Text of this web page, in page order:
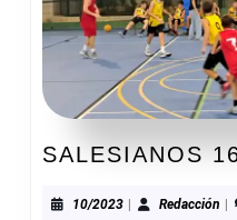
SALESIANOS
10/202310/2023
| Redacción |